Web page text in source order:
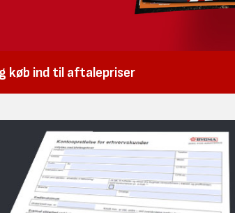
køb ind til aftalepriser